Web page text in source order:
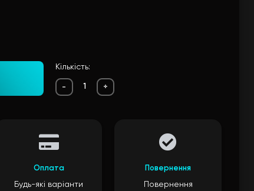
Кількість:
- +
Оплата
Будь-які варіанти
Повернення
Повернення